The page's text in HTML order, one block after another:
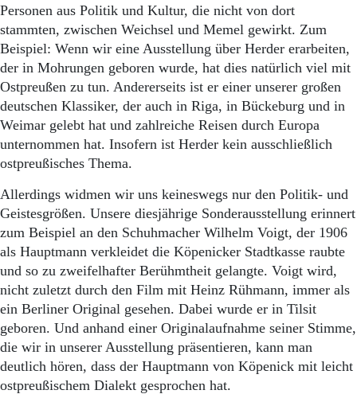
Personen aus Politik und Kultur, die nicht von dort
stammten, zwischen Weichsel und Memel gewirkt. Zum
Beispiel: Wenn wir eine Ausstellung über Herder erarbeiten,
der in Mohrungen geboren wurde, hat dies natürlich viel mit
Ostpreußen zu tun. Andererseits ist er einer unserer großen
deutschen Klassiker, der auch in Riga, in Bückeburg und in
Weimar gelebt hat und zahlreiche Reisen durch Europa
unternommen hat. Insofern ist Herder kein ausschließlich
ostpreußisches Thema.
Allerdings widmen wir uns keineswegs nur den Politik- und
Geistesgrößen. Unsere diesjährige Sonderausstellung erinnert
zum Beispiel an den Schuhmacher Wilhelm Voigt, der 1906
als Hauptmann verkleidet die Köpenicker Stadtkasse raubte
und so zu zweifelhafter Berühmtheit gelangte. Voigt wird,
nicht zuletzt durch den Film mit Heinz Rühmann, immer als
ein Berliner Original gesehen. Dabei wurde er in Tilsit
geboren. Und anhand einer Originalaufnahme seiner Stimme,
die wir in unserer Ausstellung präsentieren, kann man
deutlich hören, dass der Hauptmann von Köpenick mit leicht
ostpreußischem Dialekt gesprochen hat.